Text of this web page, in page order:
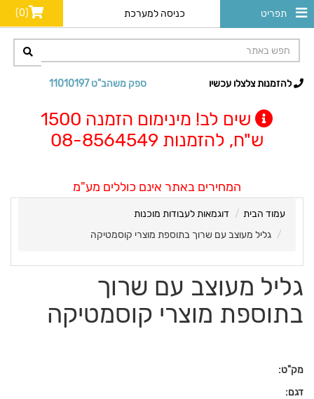
תפריט כניסה למערכת (0)
ספק משהב"ט 11010197 להזמנות צלצלו עכשיו
שים לב! מינימום הזמנה 1500
ש"ח, להזמנות 08-8564549
המחירים באתר אינם כוללים מע"מ
עמוד הבית
דוגמאות לעבודות מוכנות
גליל מעוצב עם שרוך בתוספת מוצרי קוסמטיקה
גליל מעוצב עם שרוך
בתוספת מוצרי קוסמטיקה
מק"ט:
דגם: